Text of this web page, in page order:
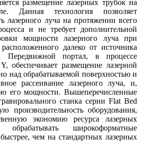
размещение лазерных трубок на
Данная технология позволяет
лазерного луча на протяжении всего
и не требует дополнительной
мощности лазерного луча при
далеко от источника
Передвижной портал, в процессе
обеспечивает размещение лазерной
над обрабатываемой поверхностью и
рассеивание лазерного луча, и,
его мощности. Вышеперечисленные
станка серии Flat Bed
производительность оборудования,
экономию ресурса лазерных
широкоформатные
чем на стандартных лазерных